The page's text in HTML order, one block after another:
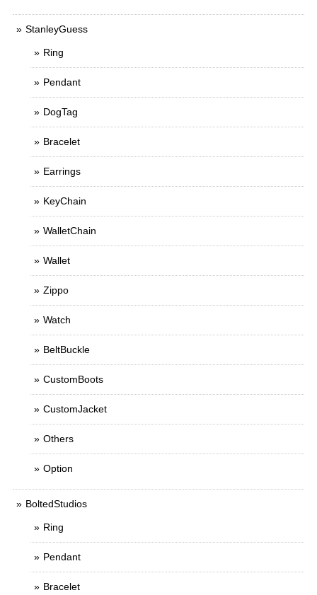
StanleyGuess
Ring
Pendant
DogTag
Bracelet
Earrings
KeyChain
WalletChain
Wallet
Zippo
Watch
BeltBuckle
CustomBoots
CustomJacket
Others
Option
BoltedStudios
Ring
Pendant
Bracelet